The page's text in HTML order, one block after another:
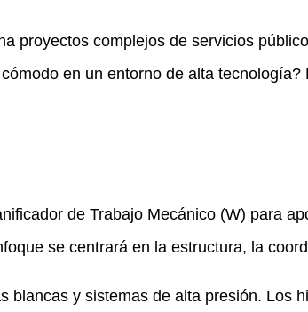
proyectos complejos de servicios
en un entorno de alta
de Trabajo Mecánico (W) para
se centrará en la estructura, la
y sistemas de alta presión. Los